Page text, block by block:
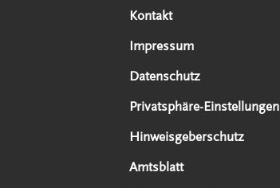
Kontakt
Impressum
Datenschutz
Privatsphäre-Einstellungen
Hinweisgeberschutz
Amtsblatt